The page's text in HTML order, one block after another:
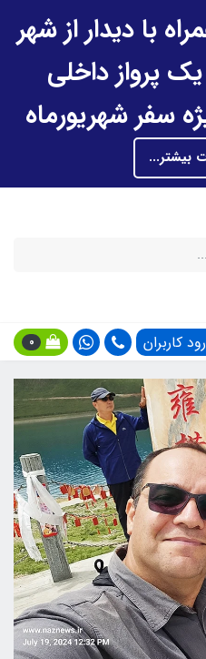
با دیدار از شهر
پرواز داخلی
سفر شهریورماه
بیشتر...
کاربران 0